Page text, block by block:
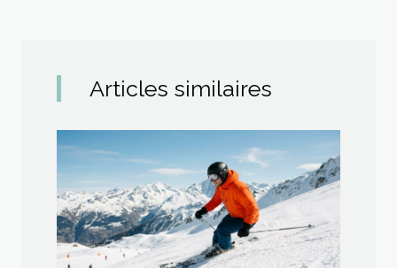
Articles similaires